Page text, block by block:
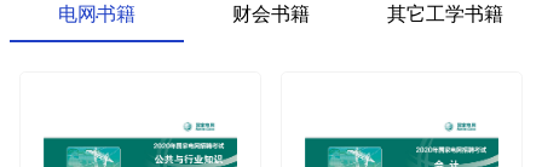
电网书籍 财会书籍 其它工学书籍